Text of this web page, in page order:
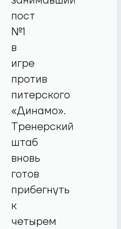
пост
№1
в
игре
против
питерского
«Динамо».
Тренерский
штаб
вновь
готов
прибегнуть
к
четырем